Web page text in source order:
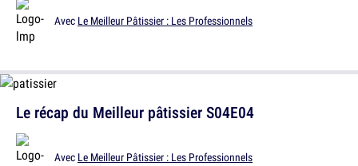
Avec Le Meilleur Pâtissier : Les Professionnels
Le récap du Meilleur pâtissier S04E04
Avec Le Meilleur Pâtissier : Les Professionnels